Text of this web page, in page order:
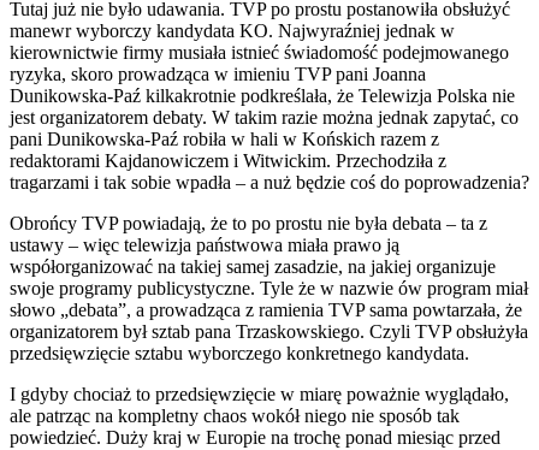
Tutaj już nie było udawania. TVP po prostu postanowiła obsłużyć
manewr wyborczy kandydata KO. Najwyraźniej jednak w
kierownictwie firmy musiała istnieć świadomość podejmowanego
ryzyka, skoro prowadząca w imieniu TVP pani Joanna
Dunikowska-Paź kilkakrotnie podkreślała, że Telewizja Polska nie
jest organizatorem debaty. W takim razie można jednak zapytać, co
pani Dunikowska-Paź robiła w hali w Końskich razem z
redaktorami Kajdanowiczem i Witwickim. Przechodziła z
tragarzami i tak sobie wpadła – a nuż będzie coś do poprowadzenia?
Obrońcy TVP powiadają, że to po prostu nie była debata – ta z
ustawy – więc telewizja państwowa miała prawo ją
współorganizować na takiej samej zasadzie, na jakiej organizuje
swoje programy publicystyczne. Tyle że w nazwie ów program miał
słowo „debata”, a prowadząca z ramienia TVP sama powtarzała, że
organizatorem był sztab pana Trzaskowskiego. Czyli TVP obsłużyła
przedsięwzięcie sztabu wyborczego konkretnego kandydata.
I gdyby chociaż to przedsięwzięcie w miarę poważnie wyglądało,
ale patrząc na kompletny chaos wokół niego nie sposób tak
powiedzieć. Duży kraj w Europie na trochę ponad miesiąc przed